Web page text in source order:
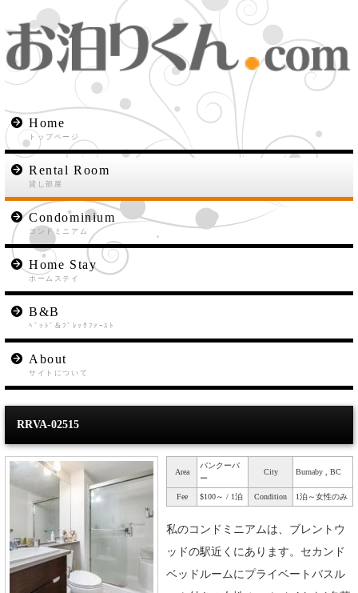
Home
トップページ
Rental Room
貸し部屋
Condominium
コンドミニアム
Home Stay
ホームステイ
B&B
ﾍﾞｯﾄﾞ&ﾌﾞﾚｯｸﾌｧｰｽﾄ
About
サイトについて
RRVA-02515
Area
バンクーバ
ー
City Burnaby , BC
Fee $100～ / 1泊 Condition 1泊～女性のみ
私のコンドミニアムは、ブレントウ
ッドの駅近くにあります。セカンド
ベッドルームにプライベートバスル